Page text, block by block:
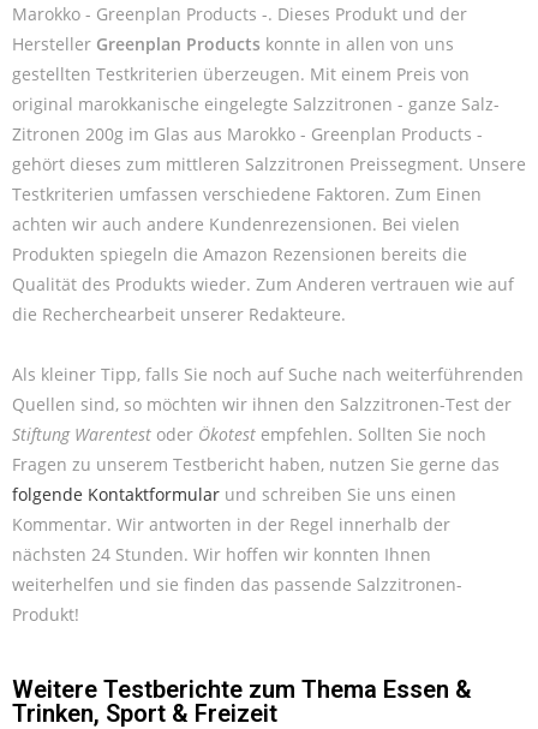
Marokko - Greenplan Products -. Dieses Produkt und der
Hersteller Greenplan Products konnte in allen von uns
gestellten Testkriterien überzeugen. Mit einem Preis von
original marokkanische eingelegte Salzzitronen - ganze Salz-
Zitronen 200g im Glas aus Marokko - Greenplan Products -
gehört dieses zum mittleren Salzzitronen Preissegment. Unsere
Testkriterien umfassen verschiedene Faktoren. Zum Einen
achten wir auch andere Kundenrezensionen. Bei vielen
Produkten spiegeln die Amazon Rezensionen bereits die
Qualität des Produkts wieder. Zum Anderen vertrauen wie auf
die Recherchearbeit unserer Redakteure.
Als kleiner Tipp, falls Sie noch auf Suche nach weiterführenden
Quellen sind, so möchten wir ihnen den Salzzitronen-Test der
Stiftung Warentest oder Ökotest empfehlen. Sollten Sie noch
Fragen zu unserem Testbericht haben, nutzen Sie gerne das
folgende Kontaktformular und schreiben Sie uns einen
Kommentar. Wir antworten in der Regel innerhalb der
nächsten 24 Stunden. Wir hoffen wir konnten Ihnen
weiterhelfen und sie finden das passende Salzzitronen-
Produkt!
Weitere Testberichte zum Thema Essen &
Trinken, Sport & Freizeit